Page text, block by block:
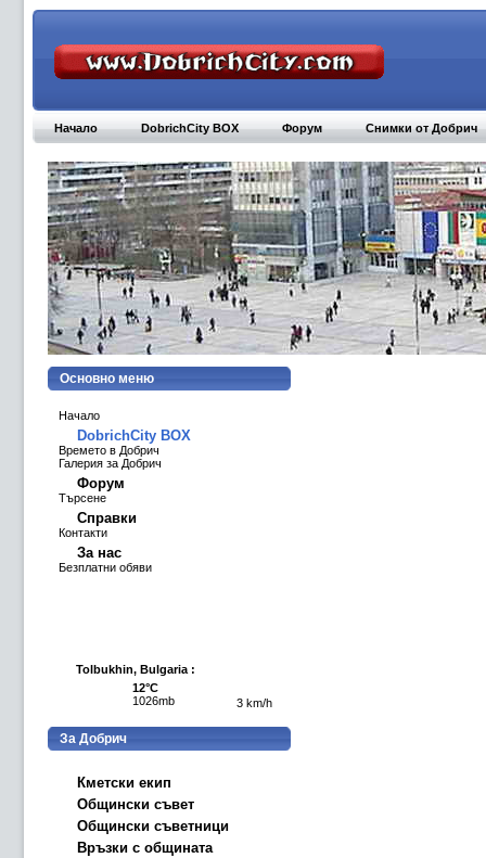
Начало DobrichCity BOX Форум Снимки от Добрич
Основно меню
Начало
DobrichCity BOX
Времето в Добрич
Галерия за Добрич
Форум
Търсене
Справки
Контакти
За нас
Безплатни обяви
Tolbukhin, Bulgaria :
12°C
1026mb
3 km/h
За Добрич
Кметски екип
Общински съвет
Общински съветници
Връзки с общината